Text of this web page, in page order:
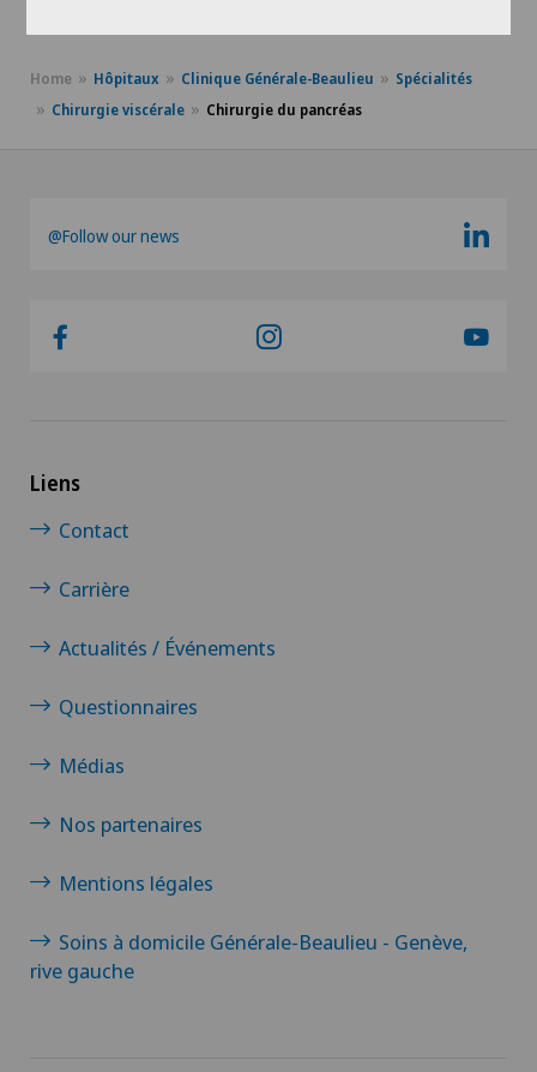
Home Hôpitaux Clinique Générale-Beaulieu
Spécialités
Chirurgie viscérale
Chirurgie du pancréas
@Follow our news
Liens
Contact
Carrière
Actualités / Événements
Questionnaires
Médias
Nos partenaires
Mentions légales
Soins à domicile Générale-Beaulieu - Genève,
rive gauche